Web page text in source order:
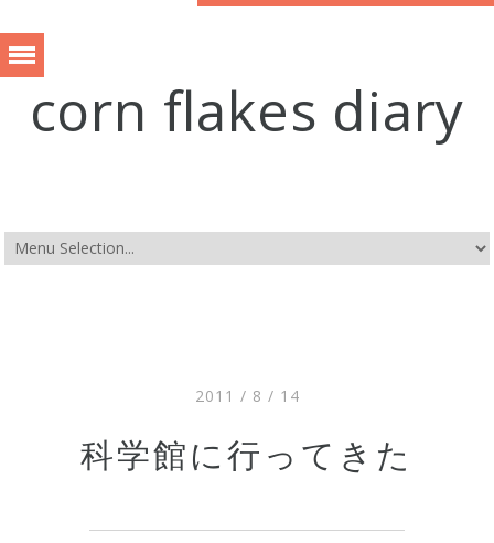
corn flakes diary
2011 / 8 / 14
科学館に行ってきた